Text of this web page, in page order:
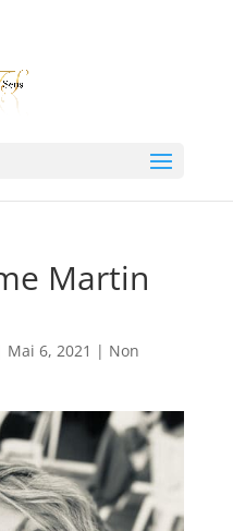
Martin
Mai 6, 2021 | Non